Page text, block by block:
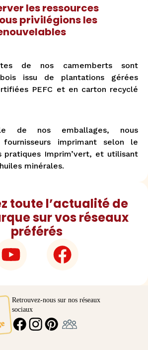
les ressources
privilégions les
de nos camemberts sont
issu de plantations gérées
PEFC et en carton recyclé
de nos emballages, nous
imprimant selon le
pratiques Imprim’vert, et utilisant
minérales.
toute l’actualité de
sur vos réseaux
préférés
Youtube Facebook
Retrouvez-nous sur nos réseaux
sociaux
FACEBOOKINSTAGRAMPINTEREST